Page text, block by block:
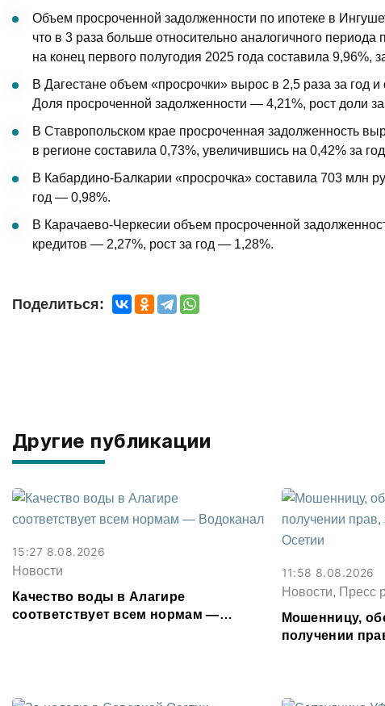
Объем просроченной задолженности по ипотеке в
что в 3 раза больше относительно аналогичного
на конец первого полугодия 2025 года составила 9,96%,
В Дагестане объем «просрочки» вырос в 2,5 раза за год
Доля просроченной задолженности — 4,21%, рост доли
В Ставропольском крае просроченная задолженность
в регионе составила 0,73%, увеличившись на 0,42% за
В Кабардино-Балкарии «просрочка» составила 703 млн
год — 0,98%.
В Карачаево-Черкесии объем просроченной
кредитов — 2,27%, рост за год — 1,28%.
Поделиться:
Другие публикации
15:27 8.08.2026
Новости
Качество воды в Алагире
соответствует всем нормам —
11:58 8.08.2026
Новости, Пресс
Мошенницу,
получении